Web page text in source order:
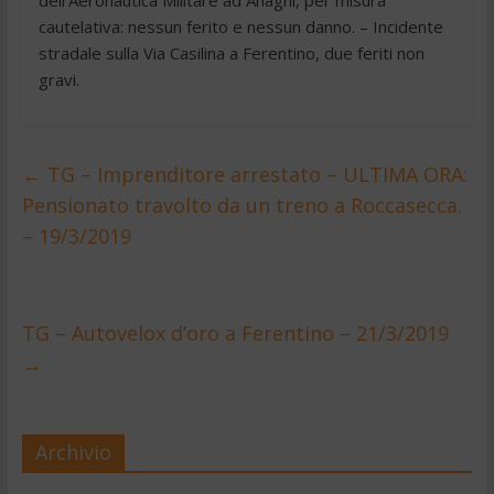
cautelativa: nessun ferito e nessun danno. – Incidente
stradale sulla Via Casilina a Ferentino, due feriti non
gravi.
← TG – Imprenditore arrestato – ULTIMA ORA:
Pensionato travolto da un treno a Roccasecca.
– 19/3/2019
TG – Autovelox d’oro a Ferentino – 21/3/2019
→
Archivio